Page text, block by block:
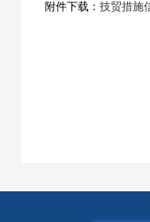
附件下载： 技贸措施